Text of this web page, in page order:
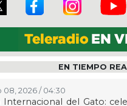
EN TIEMPO
08, 2026 / 04:30
Internacional del Gato: